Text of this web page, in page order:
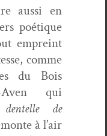
aus­si en
poé­tique
empreint
comme
du Bois
qui
den­telle de
à l’air